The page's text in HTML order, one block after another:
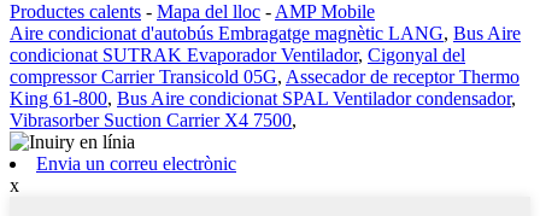
Productes calents - Mapa del lloc - AMP Mobile
Aire condicionat d'autobús Embragatge magnètic LANG, Bus Aire
condicionat SUTRAK Evaporador Ventilador, Cigonyal del
compressor Carrier Transicold 05G, Assecador de receptor Thermo
King 61-800, Bus Aire condicionat SPAL Ventilador condensador,
Vibrasorber Suction Carrier X4 7500,
Envia un correu electrònic
x